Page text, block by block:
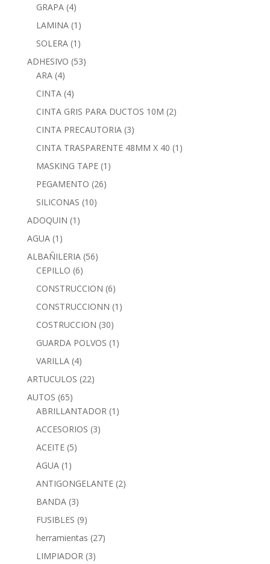
GRAPA (4)
LAMINA (1)
SOLERA (1)
ADHESIVO (53)
ARA (4)
CINTA (4)
CINTA GRIS PARA DUCTOS 10M (2)
CINTA PRECAUTORIA (3)
CINTA TRASPARENTE 48MM X 40 (1)
MASKING TAPE (1)
PEGAMENTO (26)
SILICONAS (10)
ADOQUIN (1)
AGUA (1)
ALBAÑILERIA (56)
CEPILLO (6)
CONSTRUCCION (6)
CONSTRUCCIONN (1)
COSTRUCCION (30)
GUARDA POLVOS (1)
VARILLA (4)
ARTUCULOS (22)
AUTOS (65)
ABRILLANTADOR (1)
ACCESORIOS (3)
ACEITE (5)
AGUA (1)
ANTIGONGELANTE (2)
BANDA (3)
FUSIBLES (9)
herramientas (27)
LIMPIADOR (3)